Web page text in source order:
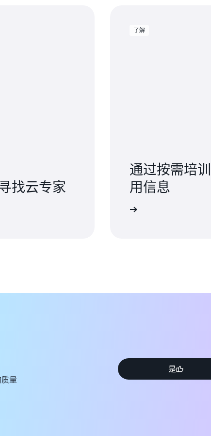
找云专家
了解
通过按需培
用信息
量
是